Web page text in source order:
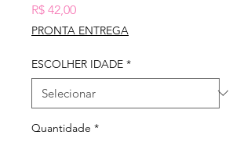
R$ 42,00Preço
PRONTA ENTREGA
ESCOLHER IDADE *
Quantidade *